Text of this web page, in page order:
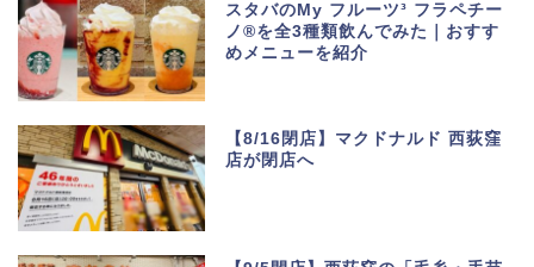
スタバのMy フルーツ³ フラペチー
ノ®を全3種類飲んでみた｜おすす
めメニューを紹介
【8/16閉店】マクドナルド 西荻窪
店が閉店へ